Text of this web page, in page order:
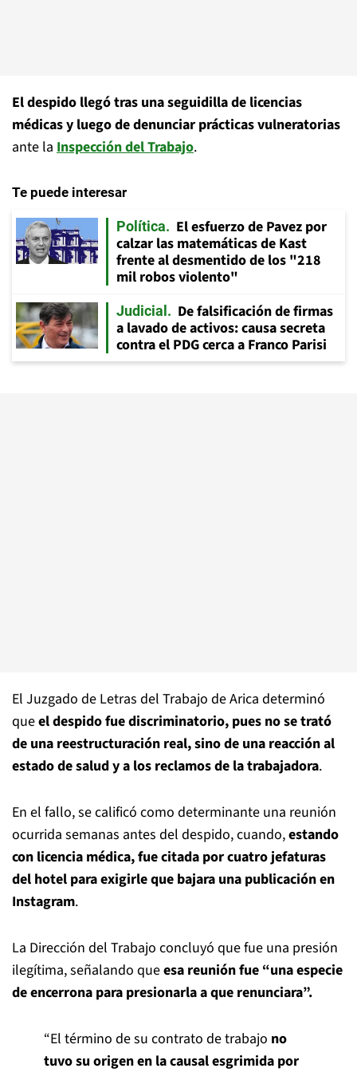
El despido llegó tras una seguidilla de licencias
médicas y luego de denunciar prácticas vulneratorias
ante la Inspección del Trabajo.
Te puede interesar
Política
El esfuerzo de Pavez por
calzar las matemáticas de Kast
frente al desmentido de los "218
mil robos violento"
Judicial
De falsificación de firmas
a lavado de activos: causa secreta
contra el PDG cerca a Franco Parisi
El Juzgado de Letras del Trabajo de Arica determinó
queel despido fue discriminatorio, pues no se trató
de una reestructuración real, sino de una reacción al
estado de salud y a los reclamos de la trabajadora.
En el fallo, se calificó como determinante una reunión
ocurrida semanas antes del despido, cuando,estando
con licencia médica, fue citada por cuatro jefaturas
del hotel para exigirle que bajara una publicación en
Instagram.
La Dirección del Trabajo concluyó que fue una presión
ilegítima, señalando queesa reunión fue “una especie
de encerrona para presionarla a que renunciara”.
“El término de su contrato de trabajo no
tuvo su origen en la causal esgrimida por